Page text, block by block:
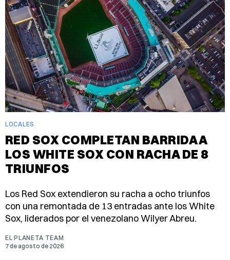
LOCALES
RED SOX COMPLETAN BARRIDA A
LOS WHITE SOX CON RACHA DE 8
TRIUNFOS
Los Red Sox extendieron su racha a ocho triunfos
con una remontada de 13 entradas ante los White
Sox, liderados por el venezolano Wilyer Abreu.
EL PLANETA TEAM
7 de agosto de 2026